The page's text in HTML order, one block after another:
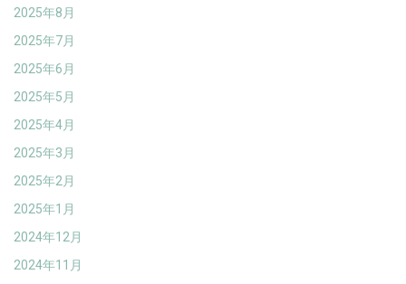
2025年8月
2025年7月
2025年6月
2025年5月
2025年4月
2025年3月
2025年2月
2025年1月
2024年12月
2024年11月